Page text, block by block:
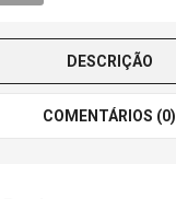
DESCRIÇÃO
COMENTÁRIOS (0)